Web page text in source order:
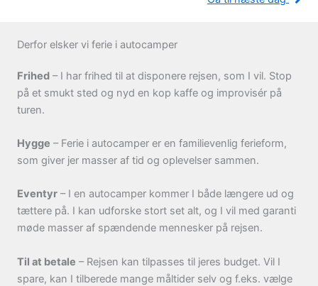
Derfor elsker vi ferie i autocamper
Frihed – I har frihed til at disponere rejsen, som I vil. Stop
på et smukt sted og nyd en kop kaffe og improvisér på
turen.
Hygge – Ferie i autocamper er en familievenlig ferieform,
som giver jer masser af tid og oplevelser sammen.
Eventyr – I en autocamper kommer I både længere ud og
tættere på. I kan udforske stort set alt, og I vil med garanti
møde masser af spændende mennesker på rejsen.
Til at betale – Rejsen kan tilpasses til jeres budget. Vil I
spare, kan I tilberede mange måltider selv og f.eks. vælge